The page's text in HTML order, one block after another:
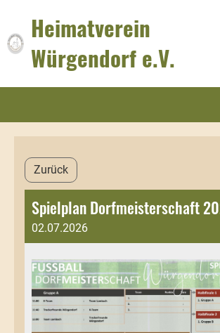
Heimatverein
Würgendorf e.V.
Zurück
Spielplan Dorfmeisterschaft
02.07.2026